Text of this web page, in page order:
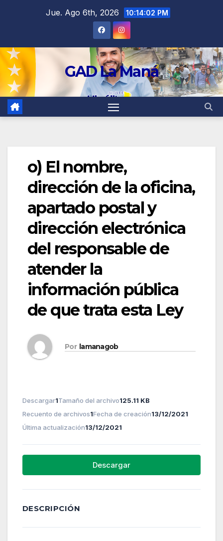
Jue. Ago 6th, 2026 10:14:02 PM
GAD La Maná
o) El nombre,
dirección de la oficina,
apartado postal y
dirección electrónica
del responsable de
atender la
información pública
de que trata esta Ley
Por lamanagob
Descargar1Tamaño del archivo125.11 KB
Recuento de archivos1Fecha de creación13/12/2021
Última actualización13/12/2021
Descargar
DESCRIPCIÓN